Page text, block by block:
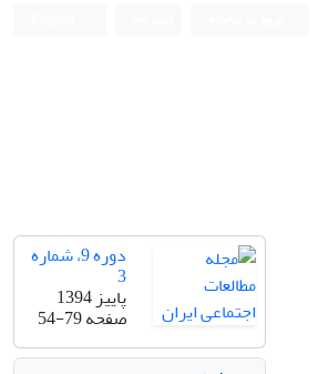
دوره 9، شماره
3
پاییز 1394
صفحه54-79